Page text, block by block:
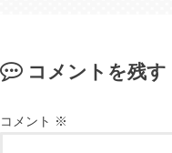
コメントを残す
コメント ※